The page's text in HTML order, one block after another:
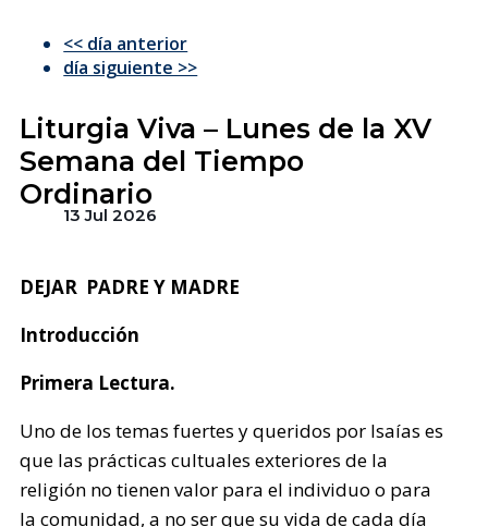
<< día anterior
día siguiente >>
Liturgia Viva – Lunes de la XV
Semana del Tiempo
Ordinario
13 Jul 2026
DEJAR PADRE Y MADRE
Introducción
Primera Lectura.
Uno de los temas fuertes y queridos por Isaías es
que las prácticas cultuales exteriores de la
religión no tienen valor para el individuo o para
la comunidad, a no ser que su vida de cada día